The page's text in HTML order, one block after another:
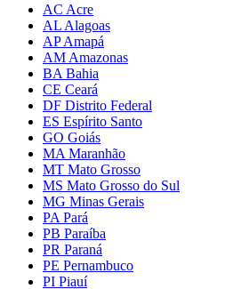
AC Acre
AL Alagoas
AP Amapá
AM Amazonas
BA Bahia
CE Ceará
DF Distrito Federal
ES Espírito Santo
GO Goiás
MA Maranhão
MT Mato Grosso
MS Mato Grosso do Sul
MG Minas Gerais
PA Pará
PB Paraíba
PR Paraná
PE Pernambuco
PI Piauí